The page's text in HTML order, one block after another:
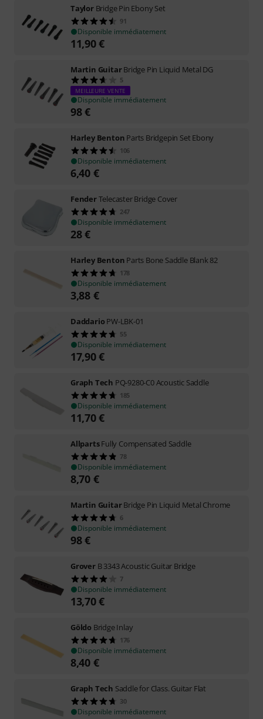
Taylor Bridge Pin Ebony Set
91
Disponible immédiatement
11,90€
Martin GuitarBridge Pin Liquid Metal DG
5
MEILLEURE VENTE
Disponible immédiatement
98€
Harley Benton Parts Bridgepin Set Ebony
106
Disponible immédiatement
6,40 €
FenderTelecaster Bridge Cover
247
Disponible immédiatement
28€
Harley Benton Parts Bone Saddle Blank 82
178
Disponible immédiatement
3,88 €
DaddarioPW-LBK-01
55
Disponible immédiatement
17,90€
Graph Tech PQ-9280-C0 Acoustic Saddle
185
Disponible immédiatement
11,70€
AllpartsFully Compensated Saddle
78
Disponible immédiatement
8,70 €
Martin GuitarBridge Pin Liquid Metal Chrome
6
Disponible immédiatement
98€
Grover B 3343 Acoustic Guitar Bridge
7
Disponible immédiatement
13,70€
Göldo Bridge Inlay
176
Disponible immédiatement
8,40 €
Graph Tech Saddle for Class. Guitar Flat
30
Disponible immédiatement